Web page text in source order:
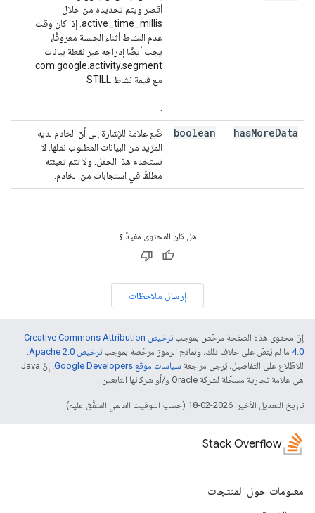
أقصر ويتم تحديده من خلال
active_time_millis. إذا كان وقت
عدم النشاط أثناء الجلسة معروفًا،
يجب أيضًا إدراجه عبر نقطة بيانات
com.google.activity.segment
مع قيمة نشاط STILL
hasMoreData
boolean
ضَع علامة للإشارة إلى أنّ الخادم لديه
المزيد من البيانات المطلوب نقلها. لا
تستخدم هذا الحقل. ولا تتم تعبئته
مطلقًا في استجابات من الخادم.
هل كان المحتوى مفيدًا؟
إرسال ملاحظات
إنّ محتوى هذه الصفحة مرخّص بموجب
ترخيص Creative Commons Attribution
4.0‏ ما لم يُنصّ على خلاف ذلك، ونماذج الرموز مرخّصة بموجبترخيص Apache 2.0‏
.
للاطّلاع على التفاصيل، يُرجى مراجعة سياسات موقع Google Developers‏
. إنّ Java
هي علامة تجارية مسجَّلة لشركة Oracle و/أو شركائها التابعين.
تاريخ التعديل الأخير: 2026-02-18 (حسب التوقيت العالمي المتفَّق عليه)
Stack Overflow
معلومات حول المنتجات